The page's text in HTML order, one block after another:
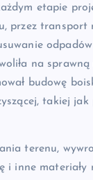
etapie
przez transport
na
budowę
takiej jak
terenu,
i inne materiały